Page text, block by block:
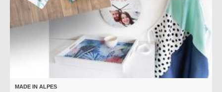
MADE IN ALPES